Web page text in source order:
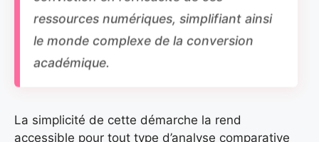
ressources numériques, simplifiant ainsi
le monde complexe de la conversion
académique.
La simplicité de cette démarche la rend
accessible pour tout type d’analyse comparative